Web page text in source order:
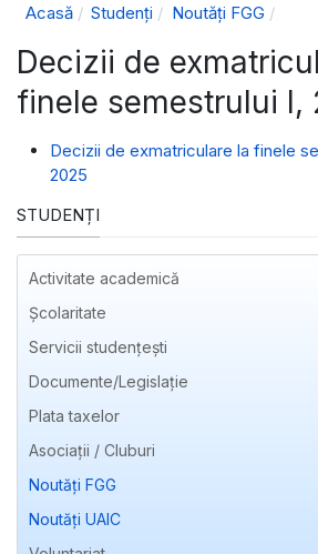
Acasă Studenți Noutăți FGG
Decizii de
finele semestrului
Decizii de exmatriculare la finele
2025
STUDENȚI
Activitate academică
Școlaritate
Servicii studențești
Documente/Legislație
Plata taxelor
Asociații / Cluburi
Noutăți FGG
Noutăți UAIC